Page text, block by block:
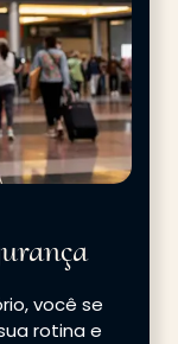
você se
rotina e